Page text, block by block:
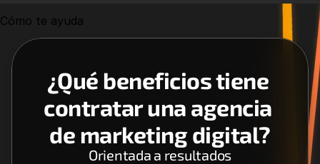
Cómo te ayuda
¿Qué beneficios tiene
contratar una agencia
de marketing digital?
Orientada a resultados